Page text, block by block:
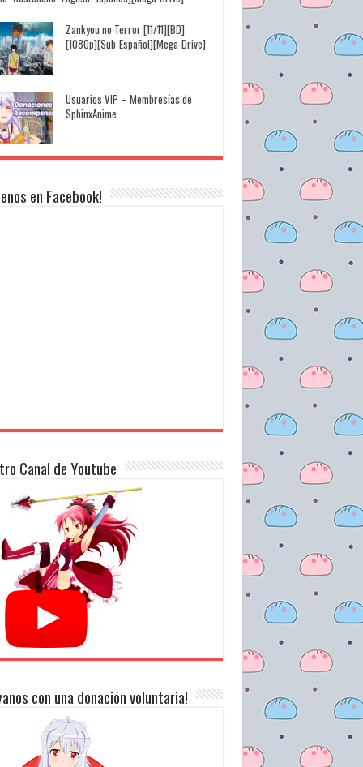
Zankyou no Terror [11/11][BD]
[1080p][Sub-Español][Mega-Drive]
Usuarios VIP – Membresías de
SphinxAnime
en Facebook!
Canal de Youtube
con una donación voluntaria!